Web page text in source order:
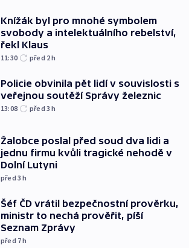
Knížák byl pro mnohé symbolem
svobody a intelektuálního rebelství,
řekl Klaus
11:30 před 2h
Policie obvinila pět lidí v souvislosti s
veřejnou soutěží Správy železnic
13:08 před 3h
Žalobce poslal před soud dva lidi a
jednu firmu kvůli tragické nehodě v
Dolní Lutyni
před 3h
Šéf ČD vrátil bezpečnostní prověrku,
ministr to nechá prověřit, píší
Seznam Zprávy
před 7h